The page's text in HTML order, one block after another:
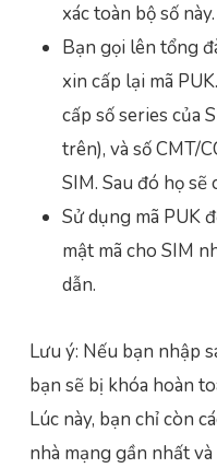
xác toàn bộ số này.
Bạn gọi lên tổng
xin cấp lại mã
cấp số series của
trên), và số CMT/
SIM. Sau đó họ sẽ
Sử dụng mã PUK
mật mã cho SIM
dẫn.
Lưu ý: Nếu bạn nhập
bạn sẽ bị khóa hoàn
Lúc này, bạn chỉ còn
nhà mạng gần nhất